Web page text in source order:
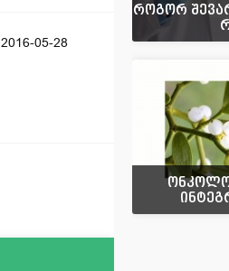
2016-05-28
როგორ